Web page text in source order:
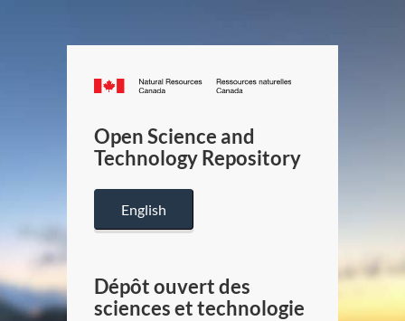
Canada.ca
/
Canada
Open Science and
Technology Repository
English
Dépôt ouvert des
sciences et technologie